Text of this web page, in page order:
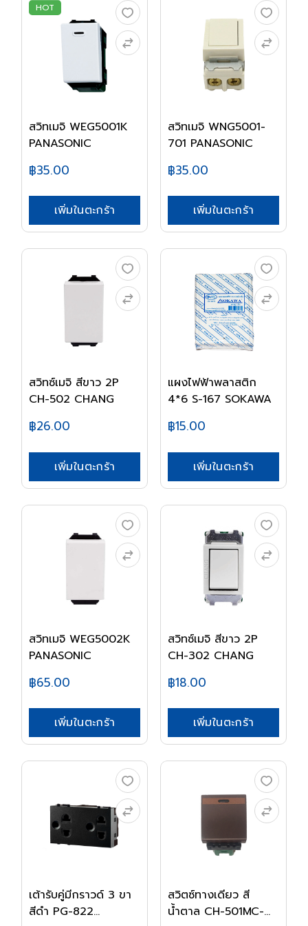
HOT
สวิทเมจิ WEG5001K
PANASONIC
฿35.00
เพิ่มในตะกร้า
สวิทเมจิ WNG5001-
701 PANASONIC
฿35.00
เพิ่มในตะกร้า
สวิทซ์เมจิ สีขาว 2P
CH-502 CHANG
฿26.00
เพิ่มในตะกร้า
แผงไฟฟ้าพลาสติก
4*6 S-167 SOKAWA
฿15.00
เพิ่มในตะกร้า
สวิทเมจิ WEG5002K
PANASONIC
฿65.00
เพิ่มในตะกร้า
สวิทซ์เมจิ สีขาว 2P
CH-302 CHANG
฿18.00
เพิ่มในตะกร้า
เต้ารับคู่มีกราวด์ 3 ขา
สีดำ PG-822...
สวิตซ์ทางเดียว สี
น้ำตาล CH-501MC-